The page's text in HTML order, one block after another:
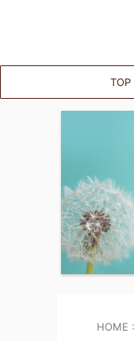
TOP
HOME